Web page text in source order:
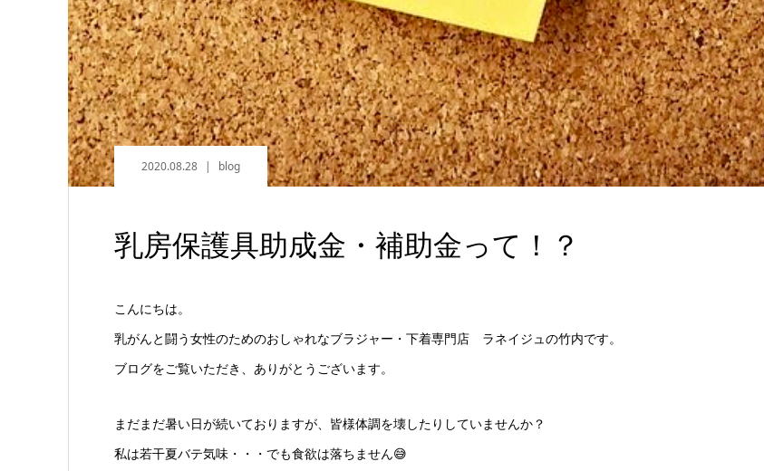
2020.08.28 blog
乳房保護具助成金・補助金って！？
こんにちは。
乳がんと闘う女性のためのおしゃれなブラジャー・下着専門店 ラネイジュの竹内です。
ブログをご覧いただき、ありがとうございます。
まだまだ暑い日が続いておりますが、皆様体調を壊したりしていませんか？
私は若干夏バテ気味・・・でも食欲は落ちません😅